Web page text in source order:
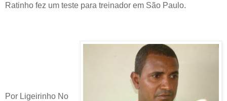
Ratinho fez um teste para treinador em São Paulo.
Por Ligeirinho No